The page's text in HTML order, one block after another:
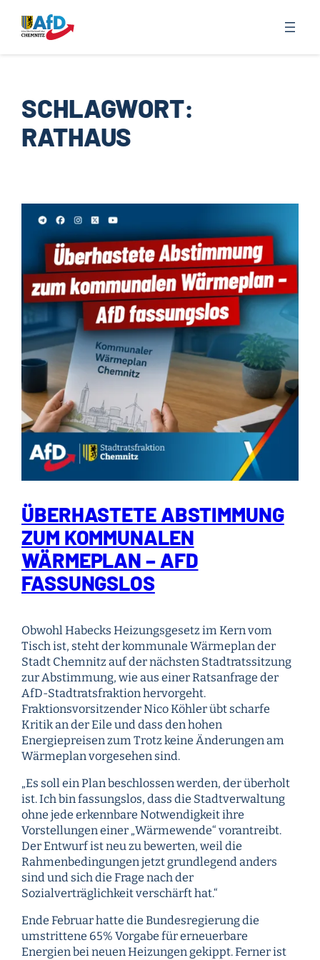
Inhalt
springen
SCHLAGWORT:
RATHAUS
ÜBERHASTETE ABSTIMMUNG
ZUM KOMMUNALEN
WÄRMEPLAN – AFD
FASSUNGSLOS
Obwohl Habecks Heizungsgesetz im Kern vom
Tisch ist, steht der kommunale Wärmeplan der
Stadt Chemnitz auf der nächsten Stadtratssitzung
zur Abstimmung, wie aus einer Ratsanfrage der
AfD-Stadtratsfraktion hervorgeht.
Fraktionsvorsitzender Nico Köhler übt scharfe
Kritik an der Eile und dass den hohen
Energiepreisen zum Trotz keine Änderungen am
Wärmeplan vorgesehen sind.
„Es soll ein Plan beschlossen werden, der überholt
ist. Ich bin fassungslos, dass die Stadtverwaltung
ohne jede erkennbare Notwendigkeit ihre
Vorstellungen einer „Wärmewende“ vorantreibt.
Der Entwurf ist neu zu bewerten, weil die
Rahmenbedingungen jetzt grundlegend anders
sind und sich die Frage nach der
Sozialverträglichkeit verschärft hat.“
Ende Februar hatte die Bundesregierung die
umstrittene 65% Vorgabe für erneuerbare
Energien bei neuen Heizungen gekippt. Ferner ist